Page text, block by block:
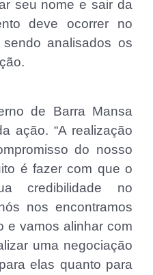
seu nome e sair da
deve ocorrer no
analisados os
de Barra Mansa
ação. “A realização
do nosso
é fazer com que o
credibilidade no
nos encontramos
e vamos alinhar com
uma negociação
elas quanto para